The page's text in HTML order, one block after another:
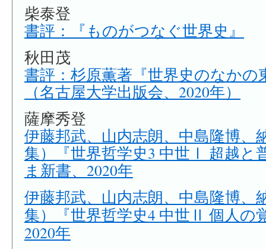
柴泰登
書評：『ものがつなぐ世界史』
秋田茂
書評：杉原薫著『世界史のなかの
（名古屋大学出版会、2020年）
薩摩秀登
伊藤邦武、山内志朗、中島隆博、
集）『世界哲学史3 中世Ⅰ 超越と
ま新書、2020年
伊藤邦武、山内志朗、中島隆博、
集）『世界哲学史4 中世Ⅱ 個人の
2020年